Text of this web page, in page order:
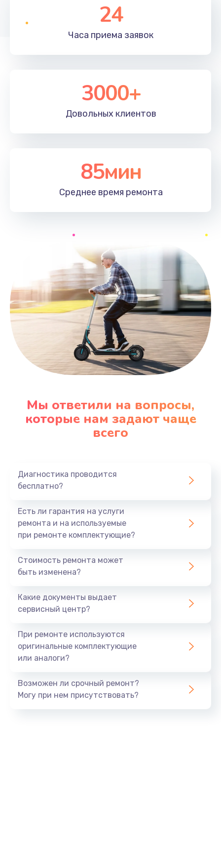
24
Часа приема заявок
3000+
Довольных клиентов
85мин
Среднее время ремонта
Мы ответили на вопросы,
которые нам задают чаще
всего
Диагностика проводится
бесплатно?
Есть ли гарантия на услуги
ремонта и на используемые
при ремонте комплектующие?
Стоимость ремонта может
быть изменена?
Какие документы выдает
сервисный центр?
При ремонте используются
оригинальные комплектующие
или аналоги?
Возможен ли срочный ремонт?
Могу при нем присутствовать?